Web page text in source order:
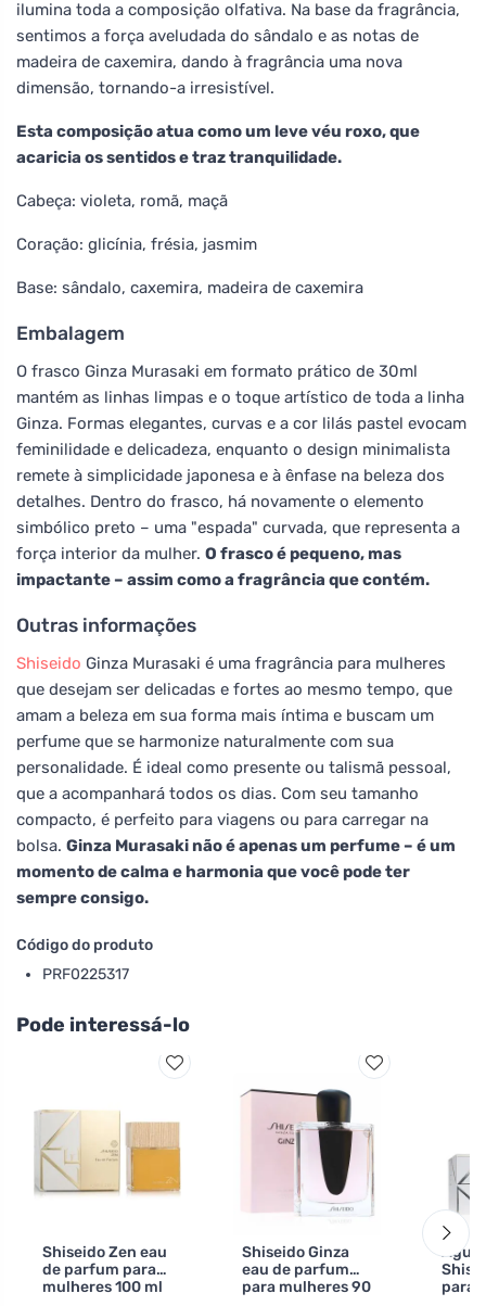
ilumina toda a composição olfativa. Na base da fragrância,
sentimos a força aveludada do sândalo e as notas de
madeira de caxemira, dando à fragrância uma nova
dimensão, tornando-a irresistível.
Esta composição atua como um leve véu roxo, que
acaricia os sentidos e traz tranquilidade.
Cabeça: violeta, romã, maçã
Coração: glicínia, frésia, jasmim
Base: sândalo, caxemira, madeira de caxemira
Embalagem
O frasco Ginza Murasaki em formato prático de 30ml
mantém as linhas limpas e o toque artístico de toda a linha
Ginza. Formas elegantes, curvas e a cor lilás pastel evocam
feminilidade e delicadeza, enquanto o design minimalista
remete à simplicidade japonesa e à ênfase na beleza dos
detalhes. Dentro do frasco, há novamente o elemento
simbólico preto – uma "espada" curvada, que representa a
força interior da mulher. O frasco é pequeno, mas
impactante – assim como a fragrância que contém.
Outras informações
Shiseido Ginza Murasaki é uma fragrância para mulheres
que desejam ser delicadas e fortes ao mesmo tempo, que
amam a beleza em sua forma mais íntima e buscam um
perfume que se harmonize naturalmente com sua
personalidade. É ideal como presente ou talismã pessoal,
que a acompanhará todos os dias. Com seu tamanho
compacto, é perfeito para viagens ou para carregar na
bolsa. Ginza Murasaki não é apenas um perfume – é um
momento de calma e harmonia que você pode ter
sempre consigo.
Código do produto
PRF0225317
Pode interessá-lo
Shiseido Zen eau
de parfum para
mulheres 100 ml
Shiseido Ginza
eau de parfum
para mulheres 90
Água
para